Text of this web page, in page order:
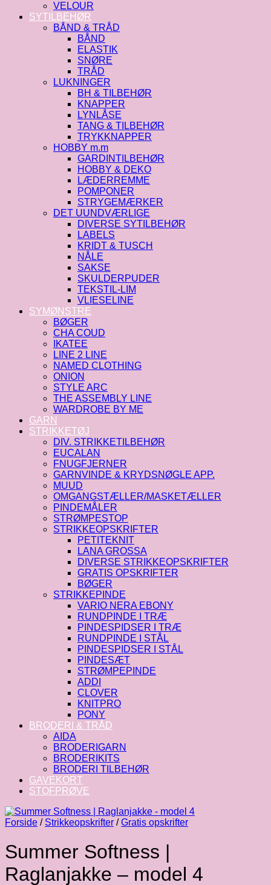
VELOUR
SYTILBEHØR
BÅND & TRÅD
BÅND
ELASTIK
SNØRE
TRÅD
LUKNINGER
BH & TILBEHØR
KNAPPER
LYNLÅSE
TANG & TILBEHØR
TRYKKNAPPER
HOBBY m.m
GARDINTILBEHØR
HOBBY & DEKO
LÆDERREMME
POMPONER
STRYGEMÆRKER
DET UUNDVÆRLIGE
DIVERSE SYTILBEHØR
LABELS
KRIDT & TUSCH
NÅLE
SAKSE
SKULDERPUDER
TEKSTIL-LIM
VLIESELINE
SYMØNSTRE
BØGER
CHA COUD
IKATEE
LINE 2 LINE
NAMED CLOTHING
ONION
STYLE ARC
THE ASSEMBLY LINE
WARDROBE BY ME
GARN
STRIKKETØJ
DIV. STRIKKETILBEHØR
EUCALAN
FNUGFJERNER
GARNVINDE & KRYDSNØGLE APP.
MUUD
OMGANGSTÆLLER/MASKETÆLLER
PINDEMÅLER
STRØMPESTOP
STRIKKEOPSKRIFTER
PETITEKNIT
LANA GROSSA
DIVERSE STRIKKEOPSKRIFTER
GRATIS OPSKRIFTER
BØGER
STRIKKEPINDE
VARIO NERA EBONY
RUNDPINDE I TRÆ
PINDESPIDSER I TRÆ
RUNDPINDE I STÅL
PINDESPIDSER I STÅL
PINDESÆT
STRØMPEPINDE
ADDI
CLOVER
KNITPRO
PONY
BRODERI & TRÅD
AIDA
BRODERIGARN
BRODERIKITS
BRODERI TILBEHØR
GAVEKORT
STOFPRØVE
Forside / Strikkeopskrifter / Gratis opskrifter
Summer Softness |
Raglanjakke – model 4